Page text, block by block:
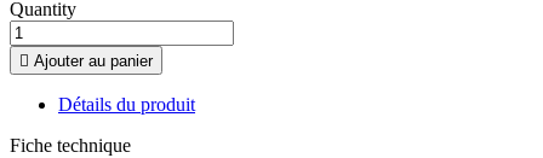
Quantity
 Ajouter au panier
Détails du produit
Fiche technique